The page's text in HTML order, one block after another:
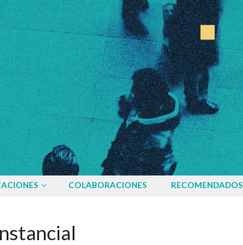
COLABORACIONES RECOMENDADOS